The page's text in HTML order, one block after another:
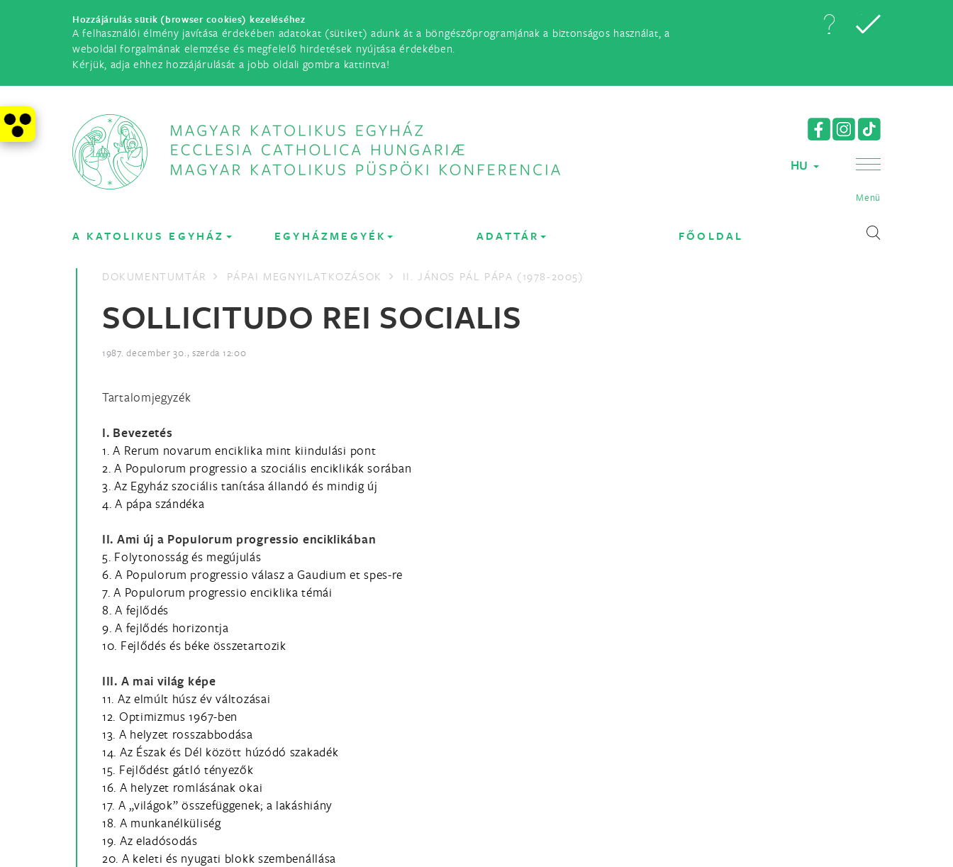
Hozzájárulás sütik (browser cookies) kezeléséhez
A felhasználói élmény javítása érdekében adatokat (sütiket) adunk át a böngészőprogramjának a biztonságos használat, a
weboldal forgalmának elemzése és megfelelő hirdetések nyújtása érdekében.
Kérjük, adja ehhez hozzájárulását a jobb oldali gombra kattintva!
HU
Menü
A KATOLIKUS EGYHÁZ EGYHÁZMEGYÉK ADATTÁR FŐOLDAL
DOKUMENTUMTÁR PÁPAI MEGNYILATKOZÁSOK II. JÁNOS PÁL PÁPA (1978-2005)
SOLLICITUDO REI SOCIALIS
1987. december 30., szerda 12:00
Tartalomjegyzék
I. Bevezetés
1. A Rerum novarum enciklika mint kiindulási pont
2. A Populorum progressio a szociális enciklikák sorában
3. Az Egyház szociális tanítása állandó és mindig új
4. A pápa szándéka
II. Ami új a Populorum progressio enciklikában
5. Folytonosság és megújulás
6. A Populorum progressio válasz a Gaudium et spes-re
7. A Populorum progressio enciklika témái
8. A fejlődés
9. A fejlődés horizontja
10. Fejlődés és béke összetartozik
III. A mai világ képe
11. Az elmúlt húsz év változásai
12. Optimizmus 1967-ben
13. A helyzet rosszabbodása
14. Az Észak és Dél között húzódó szakadék
15. Fejlődést gátló tényezők
16. A helyzet romlásának okai
17. A „világok” összefüggenek; a lakáshiány
18. A munkanélküliség
19. Az eladósodás
20. A keleti és nyugati blokk szembenállása